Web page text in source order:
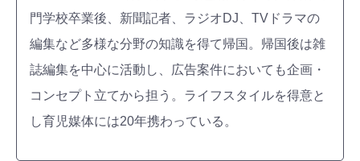
門学校卒業後、新聞記者、ラジオDJ、TVドラマの
編集など多様な分野の知識を得て帰国。帰国後は雑
誌編集を中心に活動し、広告案件においても企画・
コンセプト立てから担う。ライフスタイルを得意と
し育児媒体には20年携わっている。